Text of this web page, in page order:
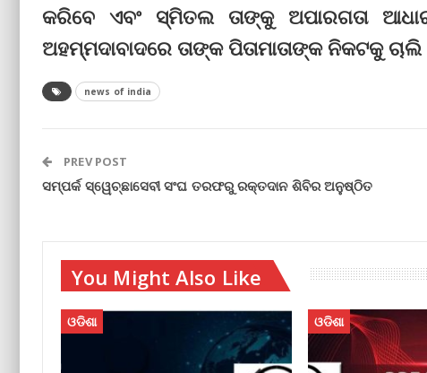
କରିବେ ଏବଂ ସ୍ମିତଲ ତାଙ୍କୁ ଅପାରଗତା
ଅହମ୍ମଦାବାଦରେ ତାଙ୍କ ପିତାମାତାଙ୍କ ନିକଟକୁ
news of india
PREV POST
ସମ୍ପର୍କ ସ୍ୱେଚ୍ଛାସେବୀ ସଂଘ ତରଫରୁ ରକ୍ତଦାନ ଶିବିର ଅନୁଷ୍ଠିତ
You Might Also Like
ଓଡିଶା ଓଡିଶା